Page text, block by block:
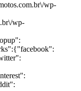
wp-
wp-